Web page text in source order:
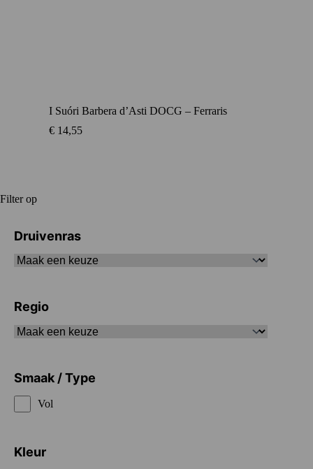
I Suóri Barbera d’Asti DOCG – Ferraris
€ 14,55
Filter op
Druivenras
Regio
Smaak / Type
Vol
Kleur